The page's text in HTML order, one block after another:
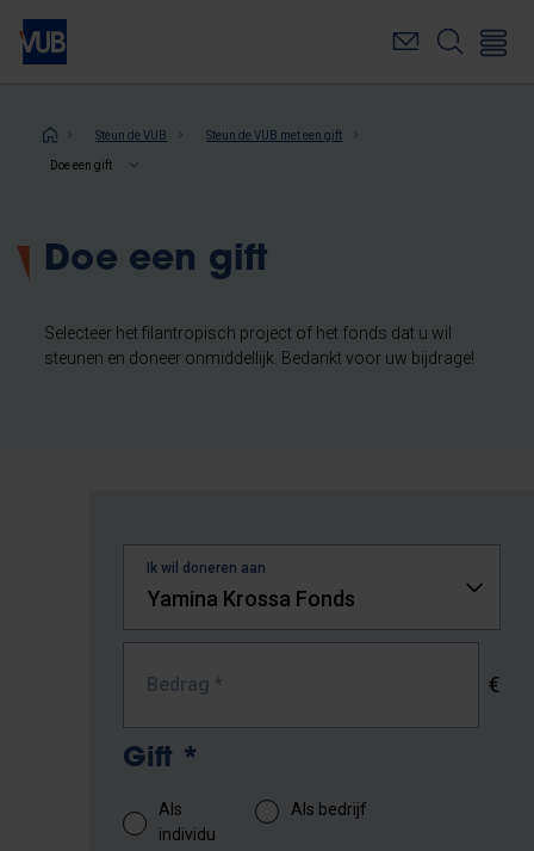
Overslaan
naar
inhoudKruimelpad
Steun de VUB Steun de VUB met een gift
Doe een gift
Doe een gift
Selecteer het filantropisch project of het fonds dat u wil
steunen en doneer onmiddellijk. Bedankt voor uw bijdrage!
Ik wil doneren aan
Bedrag * €
Gift *
Als
individu
Als bedrijf